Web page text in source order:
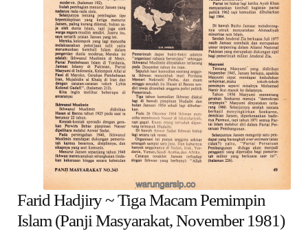
child
menu
Alamat
Rekening
Reseller
Farid Hadjiry ~ Tiga Macam Pemimpin
Islam (Panji Masyarakat, November 1981)